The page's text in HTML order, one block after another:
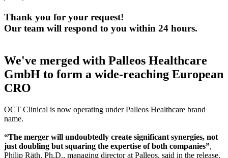
Thank you for your request!
Our team will respond to you within 24 hours.
We've merged with Palleos Healthcare
GmbH to form a wide-reaching European
CRO
OCT Clinical is now operating under Palleos Healthcare brand
name.
“The merger will undoubtedly create significant synergies, not
just doubling but squaring the expertise of both companies”,
Philip Räth, Ph.D., managing director at Palleos, said in the release.